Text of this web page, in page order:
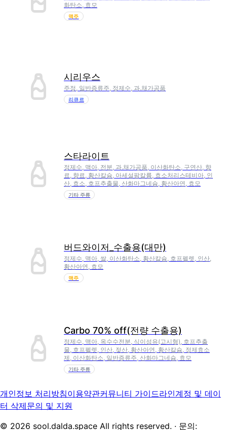
화탄소, 효모
맥주
시리우스
주정, 일반증류주, 정제수, 과.채가공품
리큐르
스타라이트
정제수, 맥아, 전분, 과.채가공품, 이산화탄소, 구연산, 향
료, 향료, 황산칼슘, 아세설팜칼륨, 효소처리스테비아, 인
산, 효소, 호프추출물, 산화마그네슘, 황산아연, 효모
기타 주류
버드와이저_수출용(대만)
정제수, 맥아, 쌀, 이산화탄소, 황산칼슘, 호프펠렛, 인산,
황산아연, 효모
맥주
Carbo 70% off(전량 수출용)
정제수, 맥아, 옥수수전분, 식이섬유(고시형), 호프추출
물, 호프펠렛, 인산, 젖산, 황산아연, 황산칼슘, 정제효소
제, 이산화탄소, 일반증류주, 산화마그네슘, 효모
기타 주류
개인정보 처리방침이용약관커뮤니티 가이드라인계정 및 데이
터 삭제문의 및 지원
© 2026 sool.dalda.space All rights reserved. · 문의: